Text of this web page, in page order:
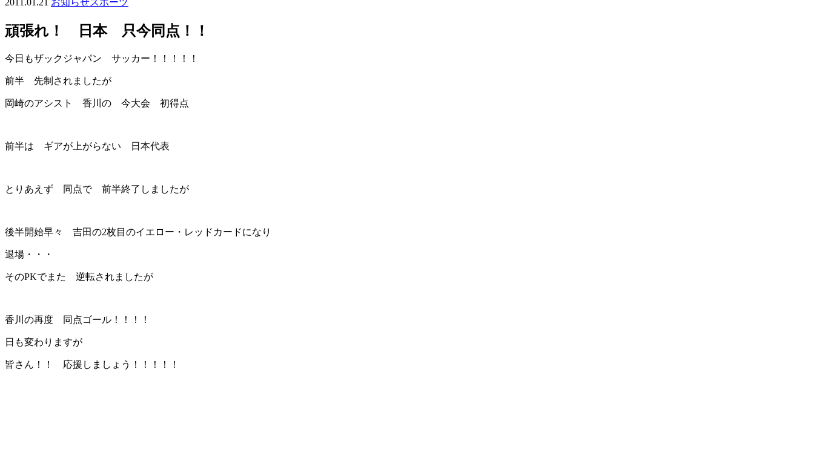
2011.01.21 お知らせスポーツ
頑張れ！ 日本 只今同点！！
今日もザックジャパン サッカー！！！！！
前半 先制されましたが
岡崎のアシスト 香川の 今大会 初得点
前半は ギアが上がらない 日本代表
とりあえず 同点で 前半終了しましたが
後半開始早々 吉田の2枚目のイエロー・レッドカードになり
退場・・・
そのPKでまた 逆転されましたが
香川の再度 同点ゴール！！！！
日も変わりますが
皆さん！！ 応援しましょう！！！！！